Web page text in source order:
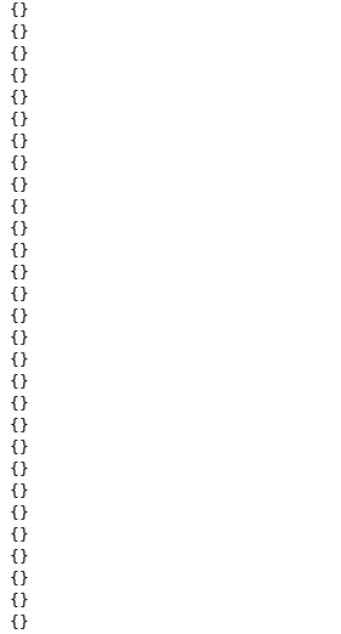
{}
{}
{}
{}
{}
{}
{}
{}
{}
{}
{}
{}
{}
{}
{}
{}
{}
{}
{}
{}
{}
{}
{}
{}
{}
{}
{}
{}
{}